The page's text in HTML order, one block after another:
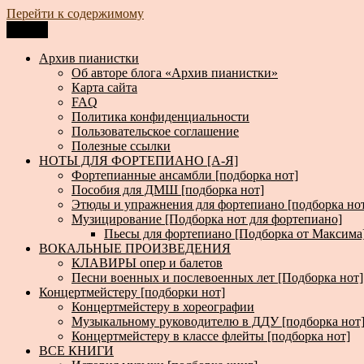
Перейти к содержимому
Архив пианистки
Всё для пианистов: ноты, книги, музыка, статьи…
Архив пианистки
Об авторе блога «Архив пианистки»
Карта сайта
FAQ
Политика конфиденциальности
Пользовательское соглашение
Полезные ссылки
НОТЫ ДЛЯ ФОРТЕПИАНО [А-Я]
Фортепианные ансамбли [подборка нот]
Пособия для ДМШ [подборка нот]
Этюды и упражнения для фортепиано [подборка
Музицирование [Подборка нот для фортепиано]
Пьесы для фортепиано [Подборка от
ВОКАЛЬНЫЕ ПРОИЗВЕДЕНИЯ
КЛАВИРЫ опер и балетов
Песни военных и послевоенных лет [Подборка нот]
Концертмейстеру [подборки нот]
Концертмейстеру в хореографии
Музыкальному руководителю в ДДУ [подборка нот]
Концертмейстеру в классе флейты [подборка нот]
ВСЕ КНИГИ